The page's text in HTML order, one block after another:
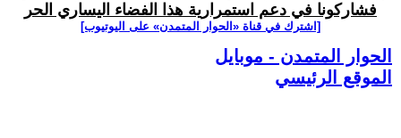
فشاركونا في دعم استمرارية هذا الفضاء اليساري الحر
[اشترك في قناة ‫«الحوار المتمدن» على اليوتيوب]
الحوار المتمدن - موبايل
الموقع الرئيسي